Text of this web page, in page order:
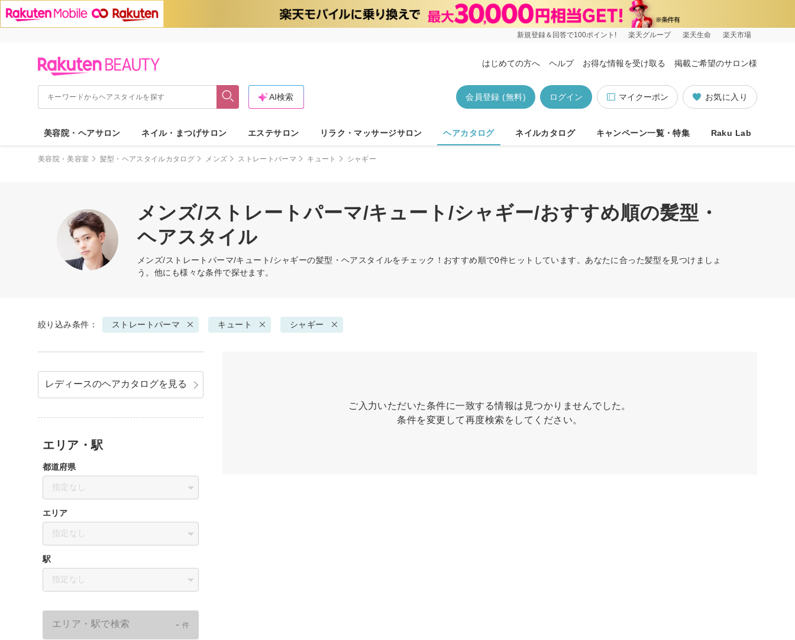
新規登録＆回答で100ポイント! 楽天グループ 楽天生命 楽天市場
はじめての方へ ヘルプ お得な情報を受け取る 掲載ご希望のサロン様
お気に入り
マイクーポン
ログイン
会員登録 (無料)
AI検索
美容院・ヘアサロン ネイル・まつげサロン エステサロン リラク・マッサージサロン ヘアカタログ ネイルカタログ キャンペーン一覧・特集 Raku Lab
美容院・美容室 髪型・ヘアスタイルカタログ メンズ ストレートパーマ キュート シャギー
メンズ/ストレートパーマ/キュート/シャギー/おすすめ順の髪型・
ヘアスタイル
メンズ/ストレートパーマ/キュート/シャギーの髪型・ヘアスタイルをチェック！おすすめ順で0件ヒットしています。あなたに合った髪型を見つけましょ
う。他にも様々な条件で探せます。
絞り込み条件： ストレートパーマ キュート シャギー
ご入力いただいた条件に一致する情報は見つかりませんでした。
条件を変更して再度検索をしてください。
レディースのヘアカタログを見る
エリア・駅
都道府県
指定なし
エリア
指定なし
駅
指定なし
エリア・駅で検索 - 件